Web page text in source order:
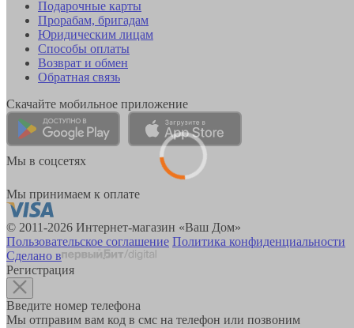
Подарочные карты
Прорабам, бригадам
Юридическим лицам
Способы оплаты
Возврат и обмен
Обратная связь
Скачайте мобильное приложение
Мы в соцсетях
Мы принимаем к оплате
© 2011-2026 Интернет-магазин «Ваш Дом»
Пользовательское соглашение Политика конфиденциальности
Сделано в
Регистрация
Введите номер телефона
Мы отправим вам код в смс на телефон или позвоним